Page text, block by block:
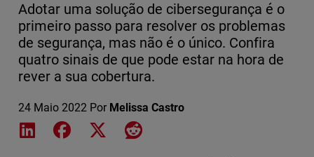
Adotar uma solução de cibersegurança é o
primeiro passo para resolver os problemas
de segurança, mas não é o único. Confira
quatro sinais de que pode estar na hora de
rever a sua cobertura.
24 Maio 2022 Por Melissa Castro
Share on LinkedIn
Share on Facebook
Share on XShare on Reddit